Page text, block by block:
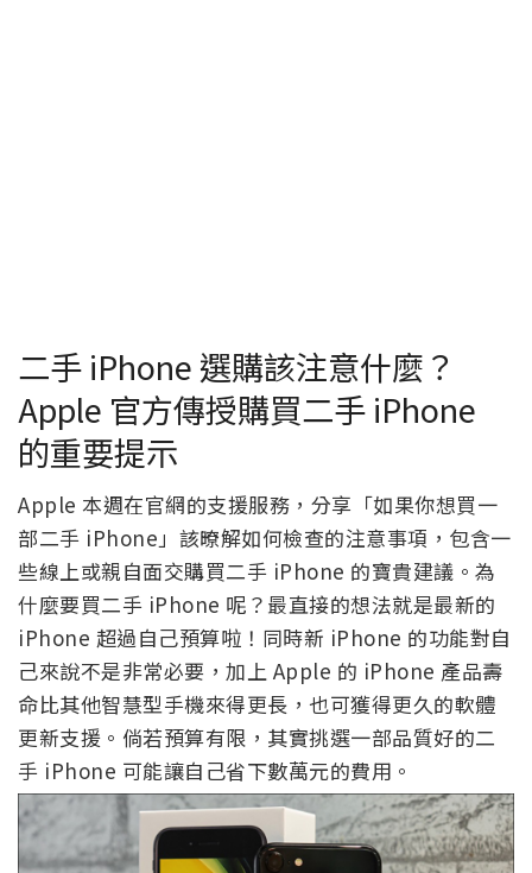
二手 iPhone 選購該注意什麼？
Apple 官方傳授購買二手 iPhone
的重要提示
Apple 本週在官網的支援服務，分享「如果你想買一
部二手 iPhone」該暸解如何檢查的注意事項，包含一
些線上或親自面交購買二手 iPhone 的寶貴建議。為
什麼要買二手 iPhone 呢？最直接的想法就是最新的
iPhone 超過自己預算啦！同時新 iPhone 的功能對自
己來說不是非常必要，加上 Apple 的 iPhone 產品壽
命比其他智慧型手機來得更長，也可獲得更久的軟體
更新支援。倘若預算有限，其實挑選一部品質好的二
手 iPhone 可能讓自己省下數萬元的費用。